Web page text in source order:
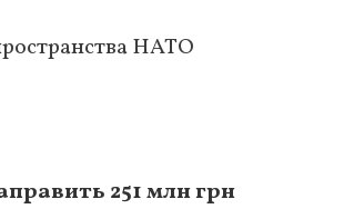
НАТО
251 млн грн